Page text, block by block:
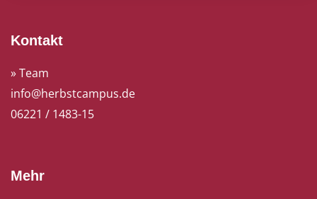
Kontakt
» Team
info@herbstcampus.de
06221 / 1483-15
Mehr